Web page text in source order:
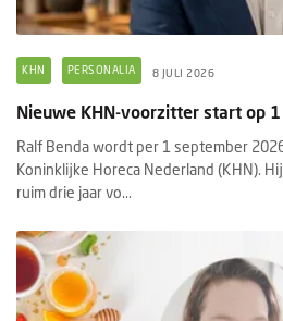
KHN PERSONALIA 8 JULI 2026
Nieuwe KHN-voorzitter start op
Ralf Benda wordt per 1 september
Koninklijke Horeca Nederland (KHN).
ruim drie jaar vo...